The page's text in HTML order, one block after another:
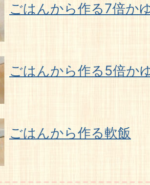
ごはんから作る7倍か
ごはんから作る5倍か
ごはんから作る軟飯